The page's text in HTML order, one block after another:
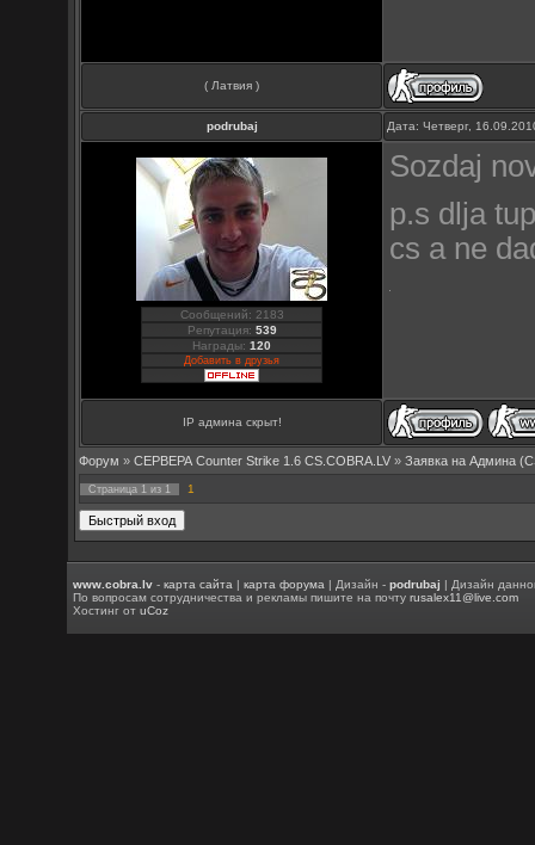
( Латвия )
podrubaj Дата: Четверг,
Сообщений: 2183
Репутация: 539
Награды:120
Добавить в друзья
Sozdaj
p.s dlja
cs a ne
IP админа скрыт!
Форум » СЕРВЕРА Counter Strike 1.6 CS.COBRA.LV » Заявка на Aдмина
Страница 1 из 1 1
www.cobra.lv -карта сайта |карта форума | Дизайн -podrubaj | Дизайн
По вопросам сотрудничества и рекламы пишите на почтуrusalex11@live.com
Хостинг отuCoz